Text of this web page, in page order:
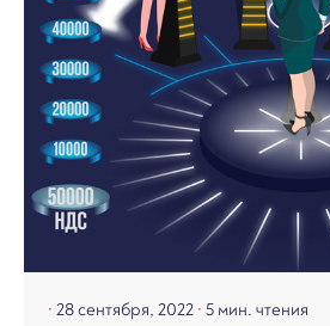
28 сентября, 2022 5 мин. чтения